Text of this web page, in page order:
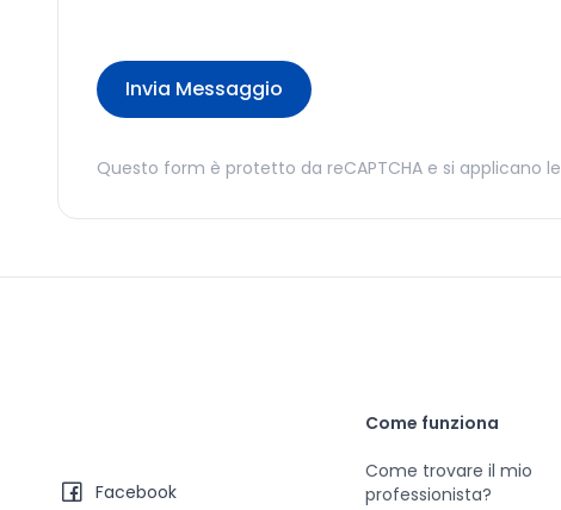
Invia Messaggio
Questo form è protetto da reCAPTCHA e si applicano le
Facebook
Come funziona
Come trovare il mio
professionista?